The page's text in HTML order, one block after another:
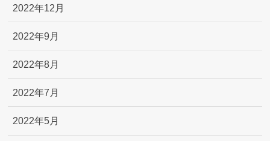
2022年12月
2022年9月
2022年8月
2022年7月
2022年5月